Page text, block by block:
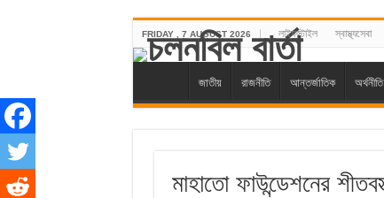
FRIDAY , 7 AUGUST 2026 লাইফস্টাইল স্বাস্থ্যসেবা
জাতীয় রাজনীতি আন্তর্জাতিক অর্থনীতি
মাহাতো ফাউন্ডেশনের